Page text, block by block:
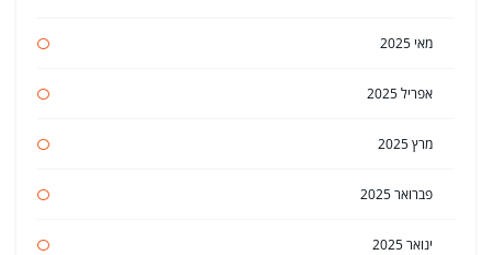
מאי 2025
אפריל 2025
מרץ 2025
פברואר 2025
ינואר 2025